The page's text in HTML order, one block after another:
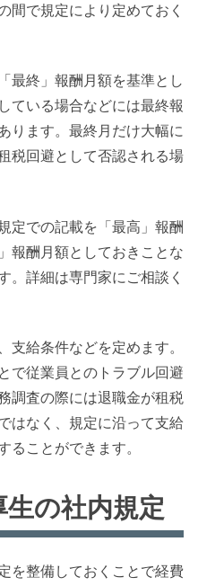
間で規定により定めておく
最終」報酬月額を基準とし
ている場合などには最終報
ります。最終月だけ大幅に
税回避として否認される場
定での記載を「最高」報酬
報酬月額としておきことな
。詳細は専門家にご相談く
給条件などを定めます。
で従業員とのトラブル回避
調査の際には退職金が租税
はなく、規定に沿って支給
ることができます。
の社内規定
を整備しておくことで経費